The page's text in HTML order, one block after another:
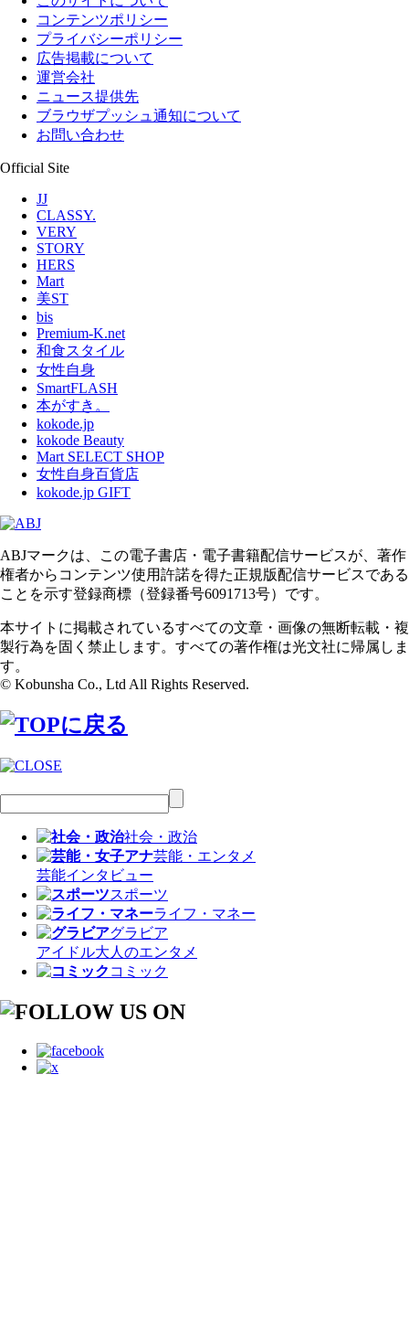
コンテンツポリシー
プライバシーポリシー
広告掲載について
運営会社
ニュース提供先
ブラウザプッシュ通知について
お問い合わせ
Official Site
JJ
CLASSY.
VERY
STORY
HERS
Mart
美ST
bis
Premium-K.net
和食スタイル
女性自身
SmartFLASH
本がすき。
kokode.jp
kokode Beauty
Mart SELECT SHOP
女性自身百貨店
kokode.jp GIFT
ABJマークは、この電子書店・電子書籍配信サービスが、著作
権者からコンテンツ使用許諾を得た正規版配信サービスである
ことを示す登録商標（登録番号6091713号）です。
本サイトに掲載されているすべての文章・画像の無断転載・複
製行為を固く禁止します。すべての著作権は光文社に帰属しま
す。
© Kobunsha Co., Ltd All Rights Reserved.
社会・政治
芸能・エンタメ
芸能インタビュー
スポーツ
ライフ・マネー
グラビア
アイドル大人のエンタメ
コミック